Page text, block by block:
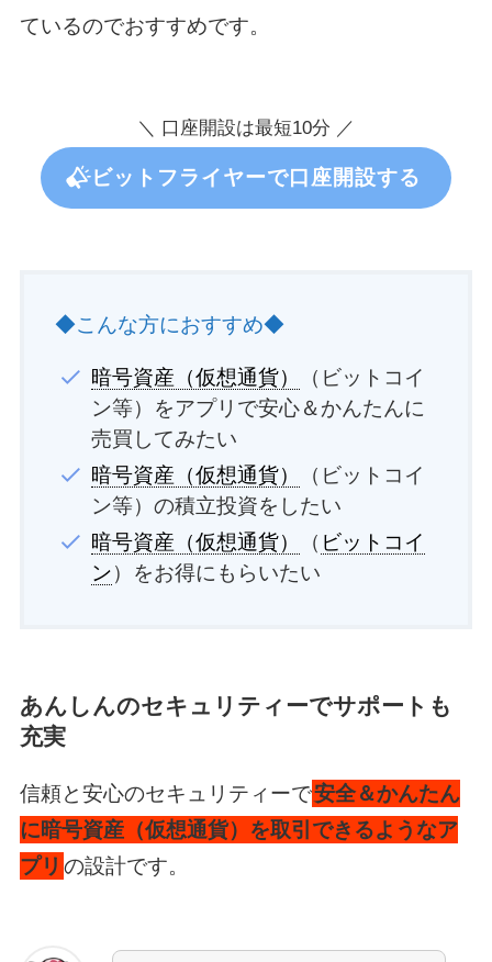
ているのでおすすめです。
＼ 口座開設は最短10分 ／
ビットフライヤーで口座開設する
◆こんな方におすすめ◆
暗号資産（仮想通貨）
（ビットコイ
ン等）をアプリで安心＆かんたんに
売買してみたい
暗号資産（仮想通貨）
（ビットコイ
ン等）の積立投資をしたい
暗号資産（仮想通貨）
（ ビットコイ
ン）をお得にもらいたい
あんしんのセキュリティーでサポートも
充実
信頼と安心のセキュリティーで安全＆かんたん
に暗号資産（仮想通貨）を取引できるようなア
プリ の設計です。